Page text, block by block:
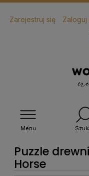
Zarejestruj się Zaloguj
Menu
Puzzle
Horse